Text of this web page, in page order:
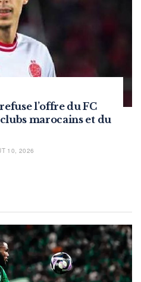
l’offre du FC
marocains et du
10, 2026